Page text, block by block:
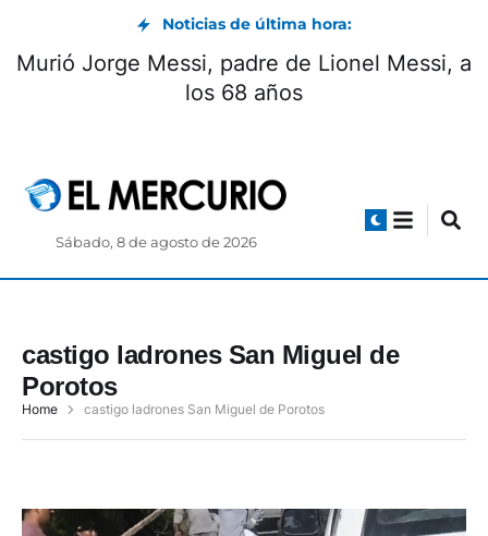
Noticias de última hora:
Murió Jorge Messi, padre de Lionel Messi, a
los 68 años
Sábado, 8 de agosto de 2026
castigo ladrones San Miguel de
Porotos
Home castigo ladrones San Miguel de Porotos